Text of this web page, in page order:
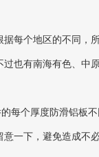
个地区的不同，
也有南海有色、中
个厚度防滑铝板
一下，避免造成不必